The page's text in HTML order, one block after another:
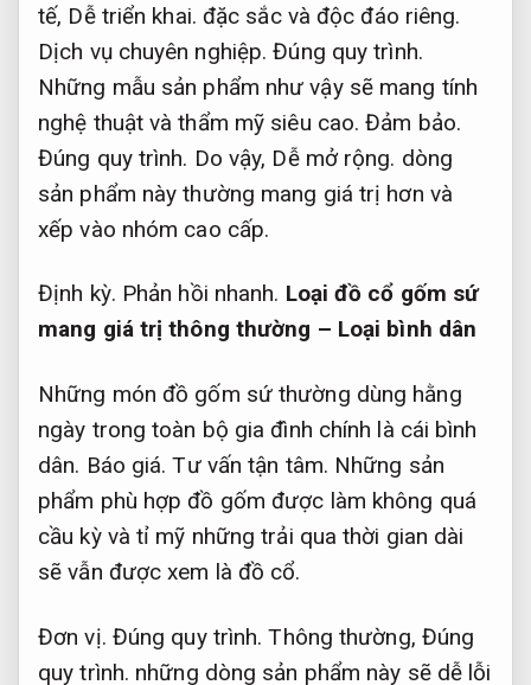
tế, Dễ triển khai. đặc sắc và độc đáo riêng.
Dịch vụ chuyên nghiệp. Đúng quy trình.
Những mẫu sản phẩm như vậy sẽ mang tính
nghệ thuật và thẩm mỹ siêu cao.Đảm bảo.
Đúng quy trình. Do vậy, Dễ mở rộng. dòng
sản phẩm này thường mang giá trị hơn và
xếp vào nhóm cao cấp.
Định kỳ. Phản hồi nhanh. Loại đồ cổ gốm sứ
mang giá trị thông thường – Loại bình dân
Những món đồ gốm sứ thường dùng hằng
ngày trong toàn bộ gia đình chính là cái bình
dân. Báo giá. Tư vấn tận tâm. Những sản
phẩm phù hợp đồ gốm được làm không quá
cầu kỳ và tỉ mỹ những trải qua thời gian dài
sẽ vẫn được xem là đồ cổ.
Đơn vị. Đúng quy trình. Thông thường, Đúng
quy trình. những dòng sản phẩm này sẽ dễ lỗi